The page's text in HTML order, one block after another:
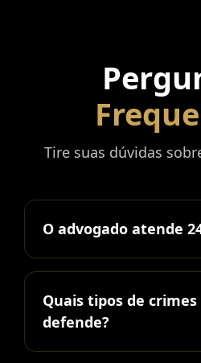
Tire suas dúvidas
O advogado atende
Quais tipos de
defende?